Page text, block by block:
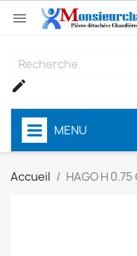


MENU
Accueil HAGO H